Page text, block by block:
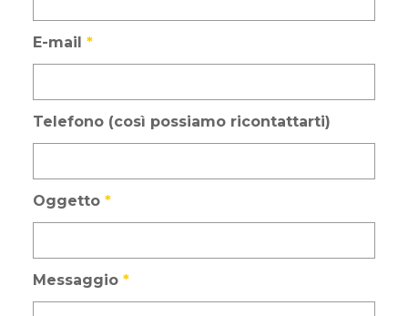
E-mail *
Telefono (così possiamo ricontattarti)
Oggetto *
Messaggio *